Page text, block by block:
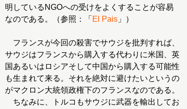
明しているNGOへの受けをよくすることが容易
なのである。（参照：「 El Pais 」）
フランスが今回の殺害でサウジを批判すれば、
サウジはフランスから購入する代わりに米国、英
国あるいはロシアそして中国から購入する可能性
も生まれて来る。それを絶対に避けたいというの
がマクロン大統領政権下のフランスなのである。
ちなみに、トルコもサウジに武器を輸出してお